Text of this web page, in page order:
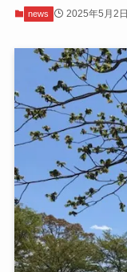
news 2025年5月2日